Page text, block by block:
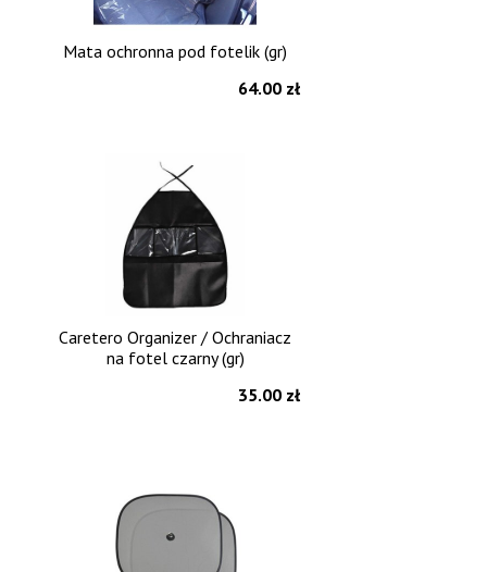
Mata ochronna pod fotelik (gr)
64.00 zł
Caretero Organizer / Ochraniacz
na fotel czarny (gr)
35.00 zł